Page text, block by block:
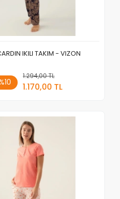
IKILI TAKIM - VIZON
1.294,00 TL
1.170,00 TL
Sepete Ekle